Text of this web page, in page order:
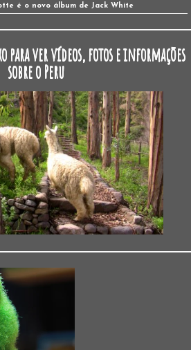
é o novo álbum de Jack White
para ver vídeos, fotos e informações
sobre o Peru